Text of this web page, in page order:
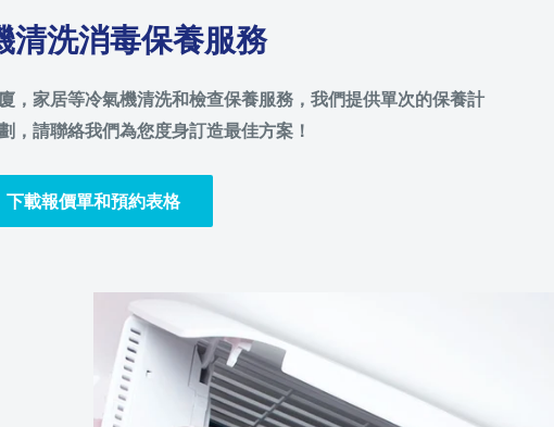
清洗消毒保養服務
，家居等冷氣機清洗和檢查保養服務，我們提供單次的保養計
，請聯絡我們為您度身訂造最佳方案！
下載報價單和預約表格